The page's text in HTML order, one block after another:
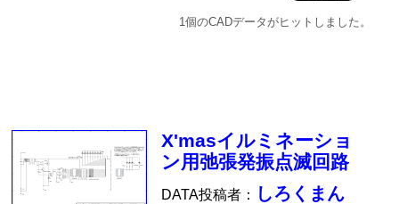
1個のCADデータがヒットしました。
X'masイルミネーショ
ン用弛張発振点滅回路
DATA投稿者： しろくまん